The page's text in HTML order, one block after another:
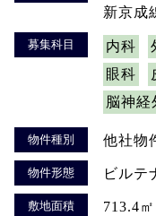
新京成
募集科目 内科
眼科
脳神経
物件種別 他社物
物件形態 ビルテ
敷地面積 713.4